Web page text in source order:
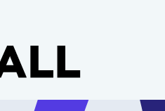
voor vertalingen